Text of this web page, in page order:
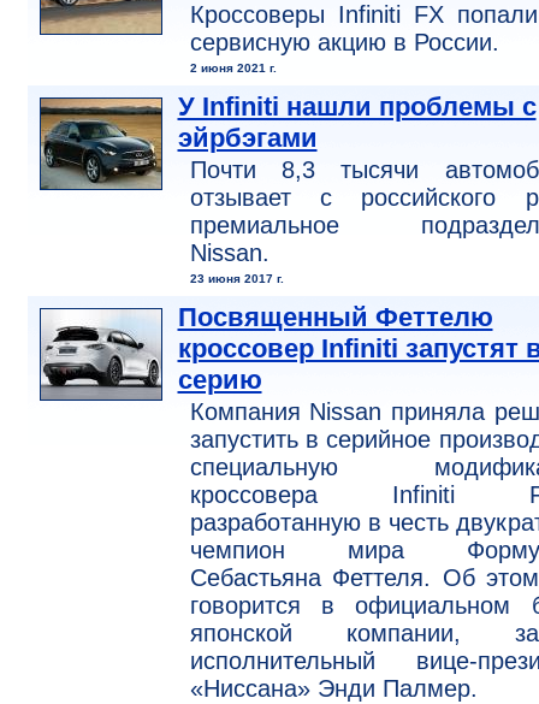
Кроссоверы Infiniti FX
сервисную акцию в России.
2 июня 2021 г.
У Infiniti нашли проблемы с
эйрбэгами
Почти 8,3 тысячи
отзывает с российского
премиальное
Nissan.
23 июня 2017 г.
Посвященный Феттелю
кроссовер Infiniti запустят
серию
Компания Nissan приняла
запустить в серийное
специальную
кроссовера Infiniti
разработанную в честь
чемпион мира
Себастьяна Феттеля. Об
говорится в официальном
японской компании,
исполнительный вице-
«Ниссана» Энди Палмер.